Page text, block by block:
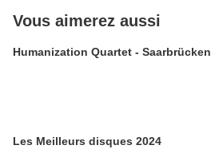
Vous aimerez aussi
Humanization Quartet - Saarbrücken
Les Meilleurs disques 2024